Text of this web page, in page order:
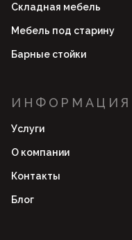
Складная мебель
Мебель под старину
Барные стойки
ИНФОРМАЦИЯ
Услуги
О компании
Контакты
Блог